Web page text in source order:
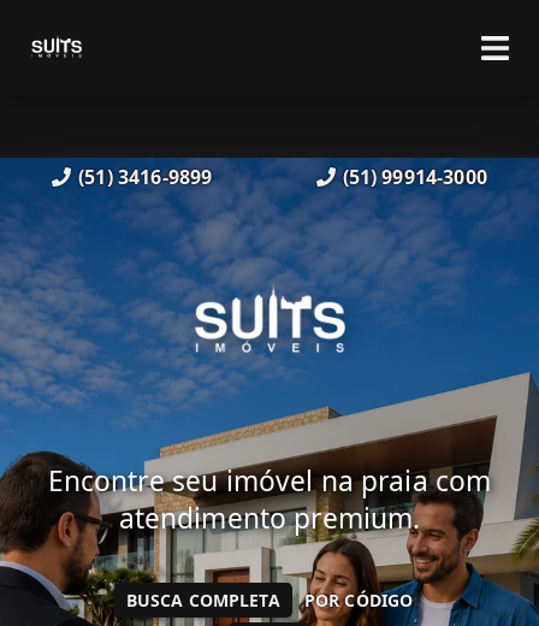
(51) 3416-9899 (51) 99914-3000
Encontre seu imóvel na praia com
atendimento premium.
BUSCA COMPLETA POR CÓDIGO